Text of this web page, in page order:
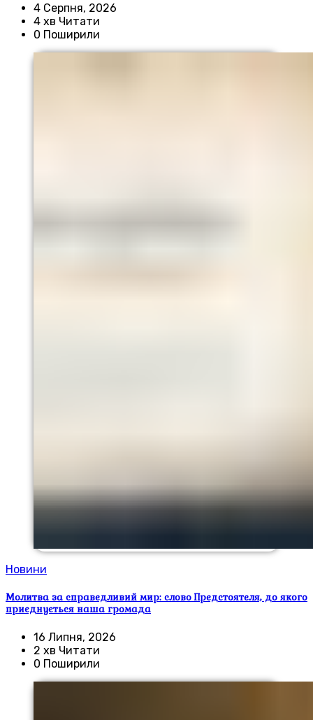
4 Серпня, 2026
4 хв Читати
0 Поширили
Новини
Молитва за справедливий мир: слово Предстоятеля, до якого
приєднується наша громада
16 Липня, 2026
2 хв Читати
0 Поширили